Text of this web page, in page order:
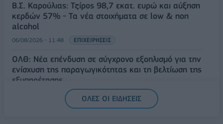
Β.Σ. Καρούλιας: Τζίρος 98,7 εκατ. ευρώ και αύξηση
κερδών 57% - Τα νέα στοιχήματα σε low & non
alcohol
06/08/2026 - 11:48 ΕΠΙΧΕΙΡΗΣΕΙΣ
ΟΛΘ: Νέα επένδυση σε σύγχρονο εξοπλισμό για την
ενίσχυση της παραγωγικότητας και τη βελτίωση της
εξυπηρέτησης
ΟΛΕΣ ΟΙ ΕΙΔΗΣΕΙΣ